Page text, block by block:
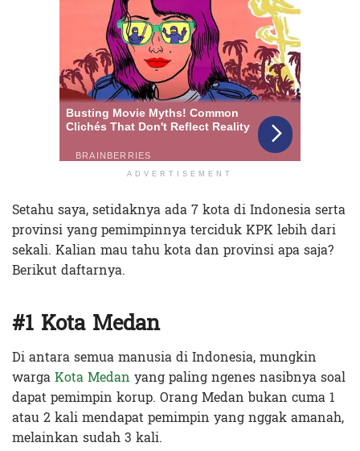
ADVERTISEMENT
Setahu saya, setidaknya ada 7 kota di Indonesia serta
provinsi yang pemimpinnya terciduk KPK lebih dari
sekali. Kalian mau tahu kota dan provinsi apa saja?
Berikut daftarnya.
#1 Kota Medan
Di antara semua manusia di Indonesia, mungkin
wargaKota Medan yang paling ngenes nasibnya soal
dapat pemimpin korup. Orang Medan bukan cuma 1
atau 2 kali mendapat pemimpin yang nggak amanah,
melainkan sudah 3 kali.